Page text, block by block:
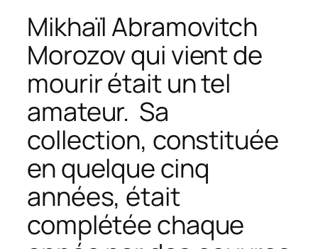
Mikhaïl Abramovitch
Morozov qui vient de
mourir était un tel
amateur. Sa
collection, constituée
en quelque cinq
années, était
complétée chaque